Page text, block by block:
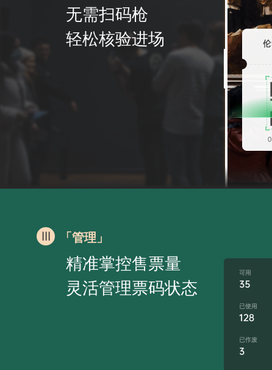
无需扫码枪
轻松核验进场
「管理」
精准掌控售票量
灵活管理票码状态